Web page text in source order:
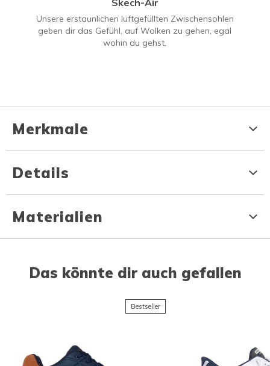
Skech-Air
Unsere erstaunlichen luftgefüllten Zwischensohlen
geben dir das Gefühl, auf Wolken zu gehen, egal
wohin du gehst.
Merkmale
Details
Materialien
Das könnte dir auch gefallen
Bestseller